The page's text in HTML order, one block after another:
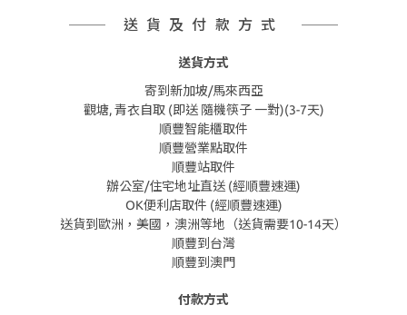
送貨及付款方式
送貨方式
寄到新加坡/馬來西亞
觀塘, 青衣自取 (即送 隨機筷子 一對)(3-7天)
順豐智能櫃取件
順豐營業點取件
順豐站取件
辦公室/住宅地址直送 (經順豐速運)
OK便利店取件 (經順豐速運)
送貨到歐洲，美國，澳洲等地（送貨需要10-14天）
順豐到台灣
順豐到澳門
付款方式